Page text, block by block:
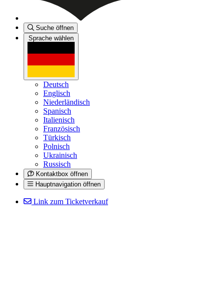
Suche öffnen
Sprache wählen
Deutsch
Englisch
Niederländisch
Spanisch
Italienisch
Französisch
Türkisch
Polnisch
Ukrainisch
Russisch
Kontaktbox öffnen
Hauptnavigation öffnen
Link zum Ticketverkauf